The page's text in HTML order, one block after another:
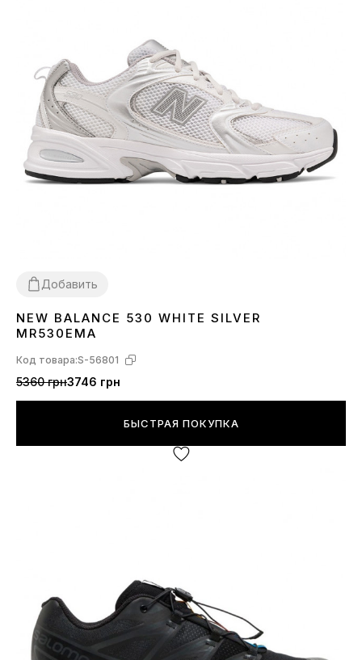
Добавить
3637 3839404142 434445
NEW BALANCE 530 WHITE SILVER
MR530EMA
Код товара:S-56801
5360 грн3746 грн
БЫСТРАЯ ПОКУПКА